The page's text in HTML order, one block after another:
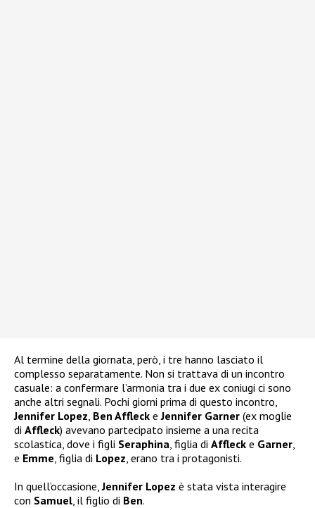
Al termine della giornata, però, i tre hanno lasciato il
complesso separatamente. Non si trattava di un incontro
casuale: a confermare l’armonia tra i due ex coniugi ci sono
anche altri segnali. Pochi giorni prima di questo incontro,
Jennifer Lopez Ben Affleck eJennifer Garner (ex moglie
di Affleck) avevano partecipato insieme a una recita
scolastica, dove i figli Seraphina , figlia di Affleck e Garner
e Emme , figlia di Lopez , erano tra i protagonisti.
In quell’occasione,Jennifer Lopez è stata vista interagire
con Samuel , il figlio di Ben.